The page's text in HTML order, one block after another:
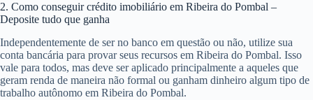
2. Como conseguir crédito imobiliário em Ribeira do Pombal –
Deposite tudo que ganha
Independentemente de ser no banco em questão ou não, utilize sua
conta bancária para provar seus recursos em Ribeira do Pombal. Isso
vale para todos, mas deve ser aplicado principalmente a aqueles que
geram renda de maneira não formal ou ganham dinheiro algum tipo de
trabalho autônomo em Ribeira do Pombal.